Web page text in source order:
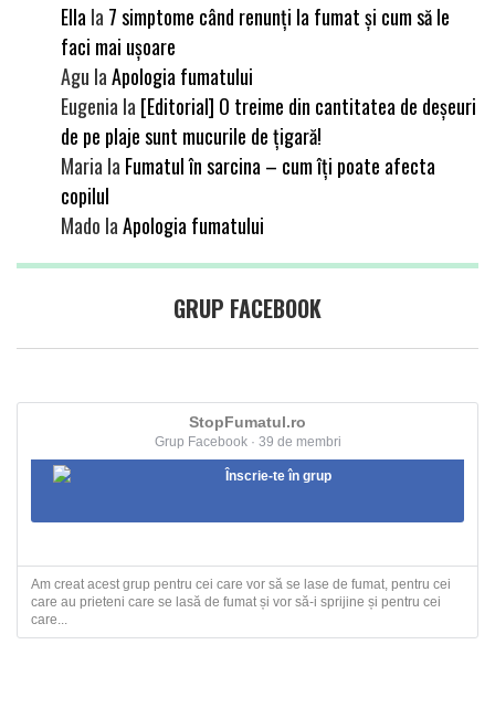
Ellala 7 simptome când renunți la fumat și cum să le
faci mai ușoare
Agu laApologia fumatului
Eugenia la [Editorial] O treime din cantitatea de deșeuri
de pe plaje sunt mucurile de țigară!
Maria la Fumatul în sarcina – cum îți poate afecta
copilul
Mado laApologia fumatului
GRUP FACEBOOK
StopFumatul.ro
Grup Facebook · 39 de membri
Înscrie-te în grup
Am creat acest grup pentru cei care vor să se lase de fumat, pentru cei
care au prieteni care se lasă de fumat și vor să-i sprijine și pentru cei
care...